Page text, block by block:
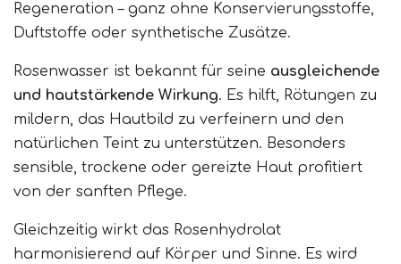
Regeneration – ganz ohne Konservierungsstoffe,
Duftstoffe oder synthetische Zusätze.
Rosenwasser ist bekannt für seine ausgleichende
und hautstärkende Wirkung. Es hilft, Rötungen zu
mildern, das Hautbild zu verfeinern und den
natürlichen Teint zu unterstützen. Besonders
sensible, trockene oder gereizte Haut profitiert
von der sanften Pflege.
Gleichzeitig wirkt das Rosenhydrolat
harmonisierend auf Körper und Sinne. Es wird